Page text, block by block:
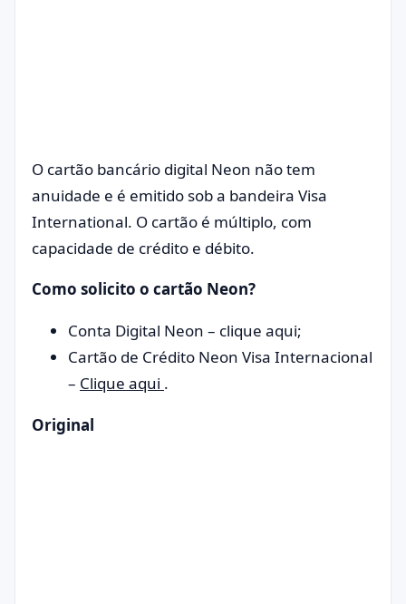
O cartão bancário digital Neon não tem
anuidade e é emitido sob a bandeira Visa
International. O cartão é múltiplo, com
capacidade de crédito e débito.
Como solicito o cartão Neon?
Conta Digital Neon – clique aqui;
Cartão de Crédito Neon Visa Internacional
– Clique aqui .
Original